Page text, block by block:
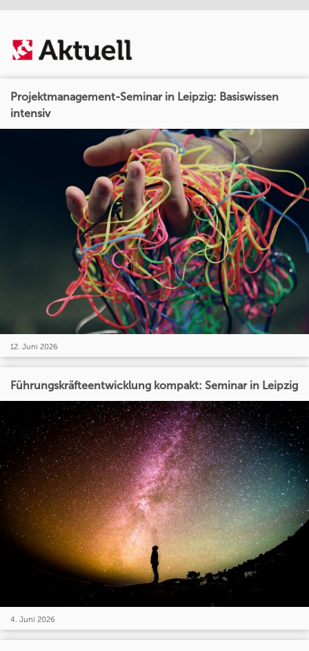
Projektmanagement-Seminar in Leipzig: Basiswissen
intensiv
12. Juni 2026
Führungskräfteentwicklung kompakt: Seminar in Leipzig
4. Juni 2026